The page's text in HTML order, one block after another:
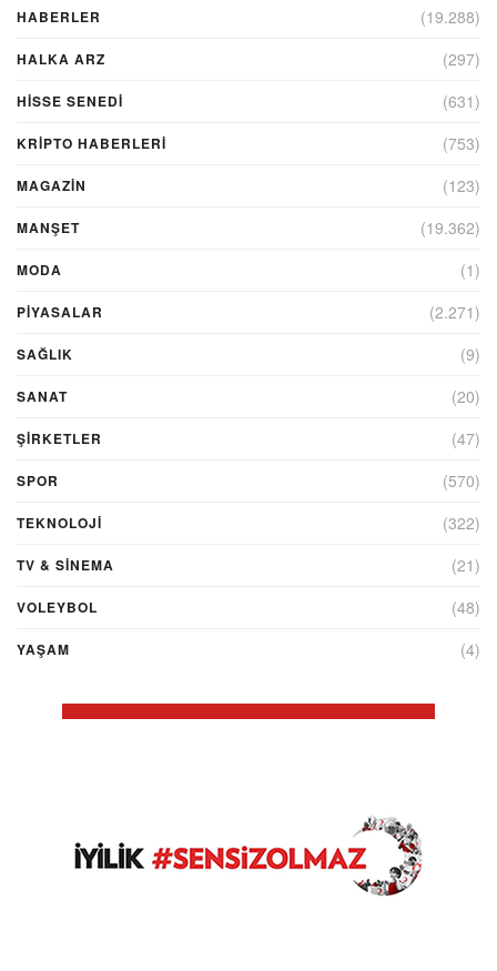
HABERLER (19.288)
HALKA ARZ (297)
HİSSE SENEDİ (631)
KRIPTO HABERLERI (753)
MAGAZİN (123)
MANŞET (19.362)
MODA (1)
PİYASALAR (2.271)
SAĞLIK (9)
SANAT (20)
ŞIRKETLER (47)
SPOR (570)
TEKNOLOJİ (322)
TV & SINEMA (21)
VOLEYBOL (48)
YAŞAM (4)